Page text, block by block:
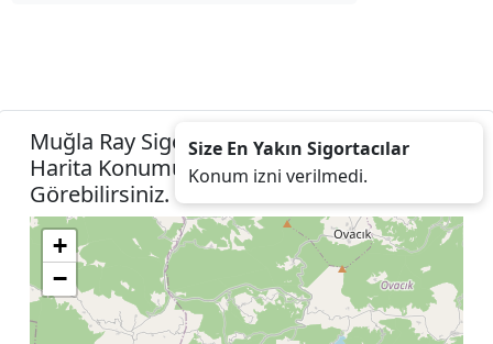
Muğla Ray Sigorta Acenteleri Listesini
Harita Konumunuza İzin Vererek
Görebilirsiniz.
+
−
Size En Yakın Sigortacılar
Konum izni verilmedi.